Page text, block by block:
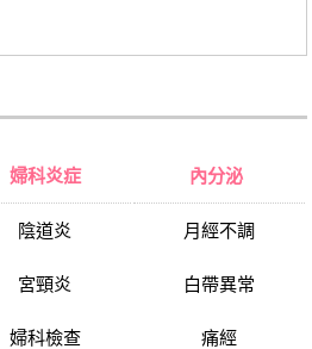
婦科炎症
陰道炎
宮頸炎
婦科檢查
內分泌
月經不調
白帶異常
痛經